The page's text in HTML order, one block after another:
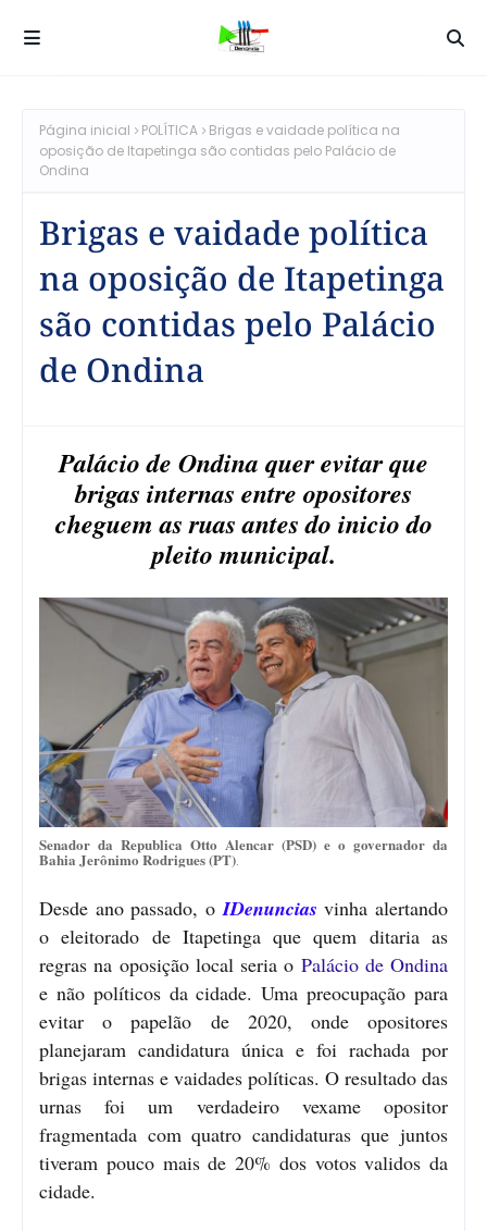
Página inicial POLÍTICA
Brigas e vaidade política na
oposição de Itapetinga são contidas pelo Palácio de
Ondina
Brigas e vaidade política
na oposição de Itapetinga
são contidas pelo Palácio
de Ondina
Palácio de Ondina quer evitar que
brigas internas entre opositores
cheguem as ruas antes do inicio do
pleito municipal.
Senador da Republica Otto Alencar (PSD) e o governador da
Bahia Jerônimo Rodrigues (PT).
Desde ano passado, o IDenuncias vinha alertando
o eleitorado de Itapetinga que quem ditaria as
regras na oposição local seria o Palácio de Ondina
e não políticos da cidade. Uma preocupação para
evitar o papelão de 2020, onde opositores
planejaram candidatura única e foi rachada por
brigas internas e vaidades políticas. O resultado das
urnas foi um verdadeiro vexame opositor
fragmentada com quatro candidaturas que juntos
tiveram pouco mais de 20% dos votos validos da
cidade.